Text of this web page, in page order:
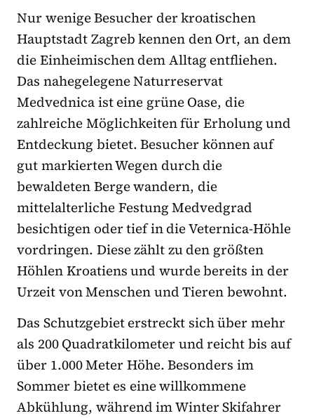
Nur wenige Besucher der kroatischen
Hauptstadt Zagreb kennen den Ort, an dem
die Einheimischen dem Alltag entfliehen.
Das nahegelegene Naturreservat
Medvednica ist eine grüne Oase, die
zahlreiche Möglichkeiten für Erholung und
Entdeckung bietet. Besucher können auf
gut markierten Wegen durch die
bewaldeten Berge wandern, die
mittelalterliche Festung Medvedgrad
besichtigen oder tief in die Veternica-Höhle
vordringen. Diese zählt zu den größten
Höhlen Kroatiens und wurde bereits in der
Urzeit von Menschen und Tieren bewohnt.
Das Schutzgebiet erstreckt sich über mehr
als 200 Quadratkilometer und reicht bis auf
über 1.000 Meter Höhe. Besonders im
Sommer bietet es eine willkommene
Abkühlung, während im Winter Skifahrer